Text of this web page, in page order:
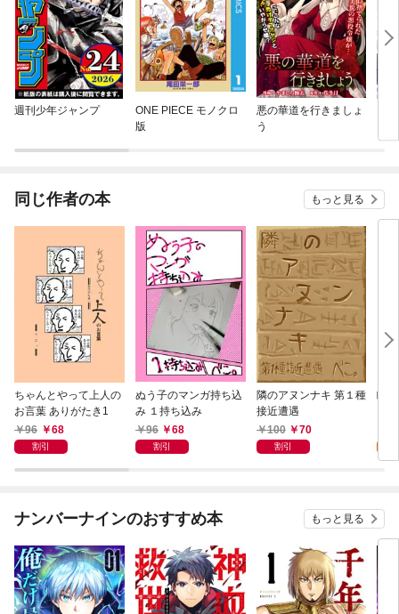
週刊少年ジャンプ
ONE PIECE モノクロ
版
悪の華道を行きましょ
う
ラ
同じ作者の本 もっと見る
ちゃんとやって上人の
お言葉 ありがたき1
96
68
割引
ぬう子のマンガ持ち込
み １持ち込み
96
68
割引
隣のアヌンナキ 第１種
接近遭遇
100
70
割引
瞑
ナンバーナインのおすすめ本 もっと見る